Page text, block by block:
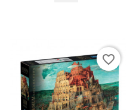
favorite_border